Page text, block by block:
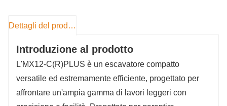
tempi di attesa per i clienti.
Dettagli del prodotto
Introduzione al prodotto
L'MX12-C(R)PLUS è un escavatore compatto
versatile ed estremamente efficiente, progettato per
affrontare un'ampia gamma di lavori leggeri con